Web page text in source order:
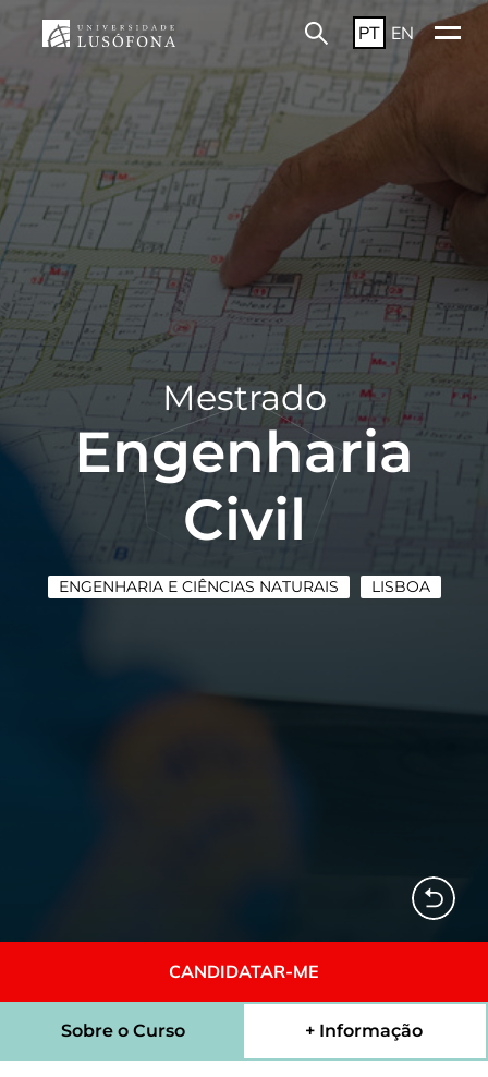
PT EN
Mestrado
Engenharia
Civil
ENGENHARIA E CIÊNCIAS NATURAIS LISBOA
CANDIDATAR-ME
Sobre o Curso + Informação